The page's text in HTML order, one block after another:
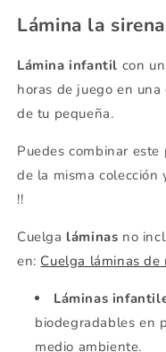
Lámina la
Lámina infantil con
horas de juego en
de tu pequeña.
Puedes combinar
de la misma colección
!!
Cuelga láminas no
en: Cuelga láminas de
Láminas
biodegradables en
medio ambiente.